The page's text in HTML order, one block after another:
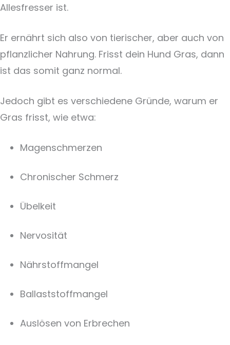
Allesfresser ist.
Er ernährt sich also von tierischer, aber auch von
pflanzlicher Nahrung. Frisst dein Hund Gras, dann
ist das somit ganz normal.
Jedoch gibt es verschiedene Gründe, warum er
Gras frisst, wie etwa:
Magenschmerzen
Chronischer Schmerz
Übelkeit
Nervosität
Nährstoffmangel
Ballaststoffmangel
Auslösen von Erbrechen